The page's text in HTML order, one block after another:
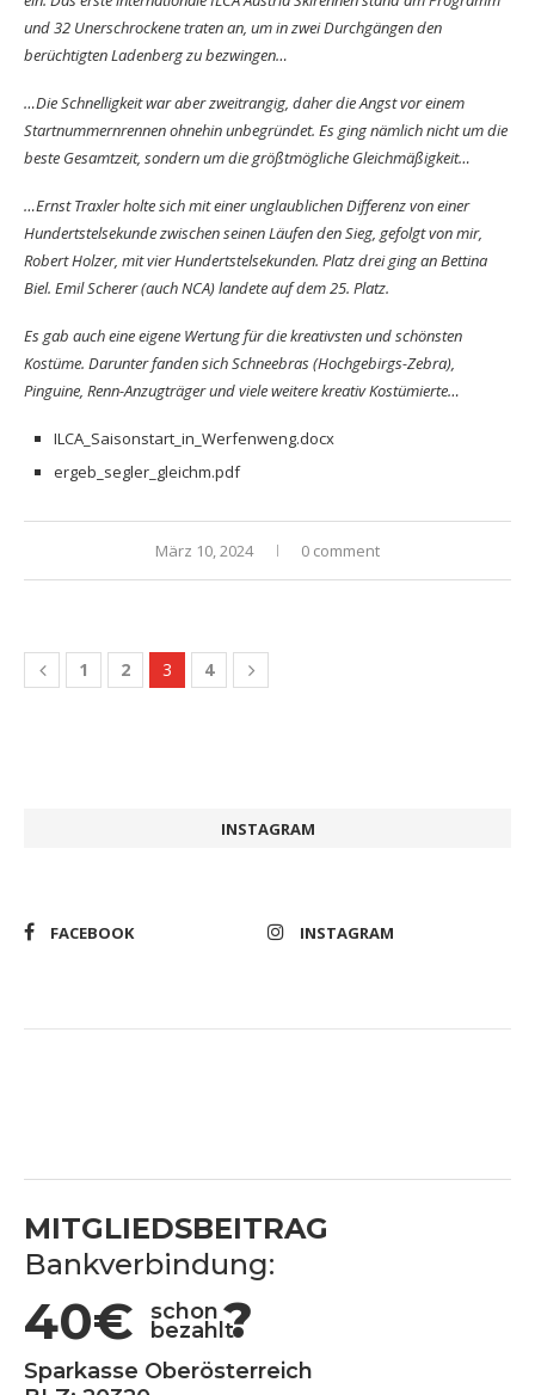
und 32 Unerschrockene traten an, um in zwei Durchgängen den
berüchtigten Ladenberg zu bezwingen…
…Die Schnelligkeit war aber zweitrangig, daher die Angst vor einem
Startnummernrennen ohnehin unbegründet. Es ging nämlich nicht um die
beste Gesamtzeit, sondern um die größtmögliche Gleichmäßigkeit…
…Ernst Traxler holte sich mit einer unglaublichen Differenz von einer
Hundertstelsekunde zwischen seinen Läufen den Sieg, gefolgt von mir,
Robert Holzer, mit vier Hundertstelsekunden. Platz drei ging an Bettina
Biel. Emil Scherer (auch NCA) landete auf dem 25. Platz.
Es gab auch eine eigene Wertung für die kreativsten und schönsten
Kostüme. Darunter fanden sich Schneebras (Hochgebirgs-Zebra),
Pinguine, Renn-Anzugträger und viele weitere kreativ Kostümierte…
ILCA_Saisonstart_in_Werfenweng.docx
ergeb_segler_gleichm.pdf
März 10, 2024 0 comment
1 2 3 4
INSTAGRAM
FACEBOOK INSTAGRAM
MITGLIEDSBEITRAG
Bankverbindung:
40€ schon
bezahlt?
Sparkasse Oberösterreich